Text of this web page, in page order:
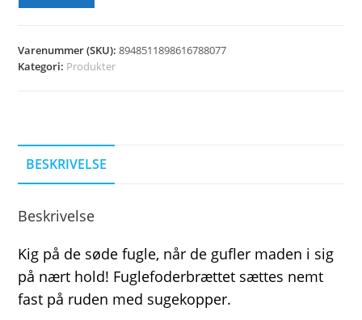
Varenummer (SKU):8948511898616788077
Kategori: Produkter
BESKRIVELSE
Beskrivelse
Kig på de søde fugle, når de gufler maden i sig
på nært hold! Fuglefoderbrættet sættes nemt
fast på ruden med sugekopper.